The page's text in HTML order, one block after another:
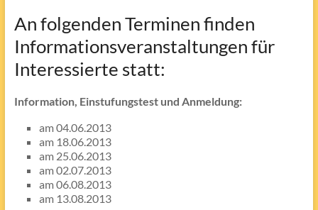
An folgenden Terminen finden
Informationsveranstaltungen für
Interessierte statt:
Information, Einstufungstest und Anmeldung:
am 04.06.2013
am 18.06.2013
am 25.06.2013
am 02.07.2013
am 06.08.2013
am 13.08.2013